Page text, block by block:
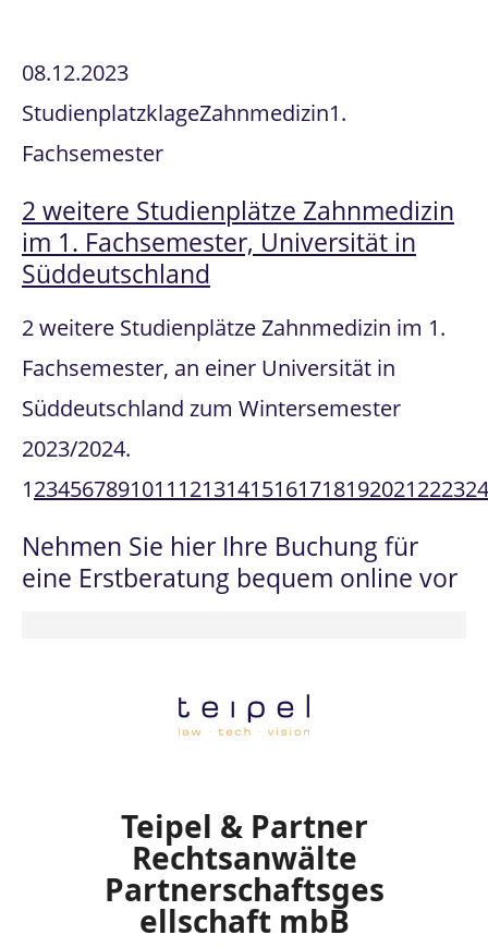
08.12.2023
StudienplatzklageZahnmedizin1.
Fachsemester
2 weitere Studienplätze Zahnmedizin
im 1. Fachsemester, Universität in
Süddeutschland
2 weitere Studienplätze Zahnmedizin im 1.
Fachsemester, an einer Universität in
Süddeutschland zum Wintersemester
2023/2024.
1234567891011 12131415161718192021222324
Nehmen Sie hier Ihre Buchung für
eine Erstberatung bequem online vor